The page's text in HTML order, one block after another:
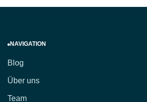
NAVIGATION
Blog
Über uns
Team